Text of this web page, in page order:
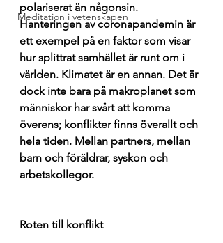
Meditation i vetenskapen
polariserat än någonsin.
Hanteringen av coronapandemin är
ett exempel på en faktor som visar
hur splittrat samhället är runt om i
världen. Klimatet är en annan. Det är
dock inte bara på makroplanet som
människor har svårt att komma
överens; konflikter finns överallt och
hela tiden. Mellan partners, mellan
barn och föräldrar, syskon och
arbetskollegor.
Roten till konflikt